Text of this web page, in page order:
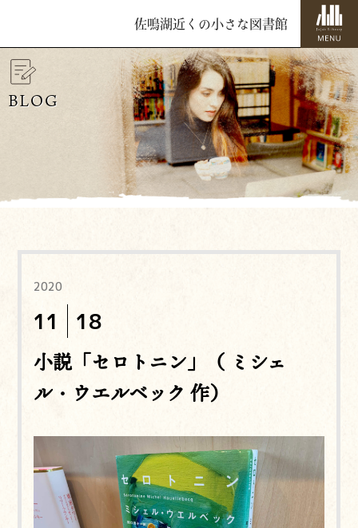
佐鳴湖近くの小さな図書館
BLOG
2020
11 18
小説「セロトニン」（ ミシェ
ル・ウエルベック 作）